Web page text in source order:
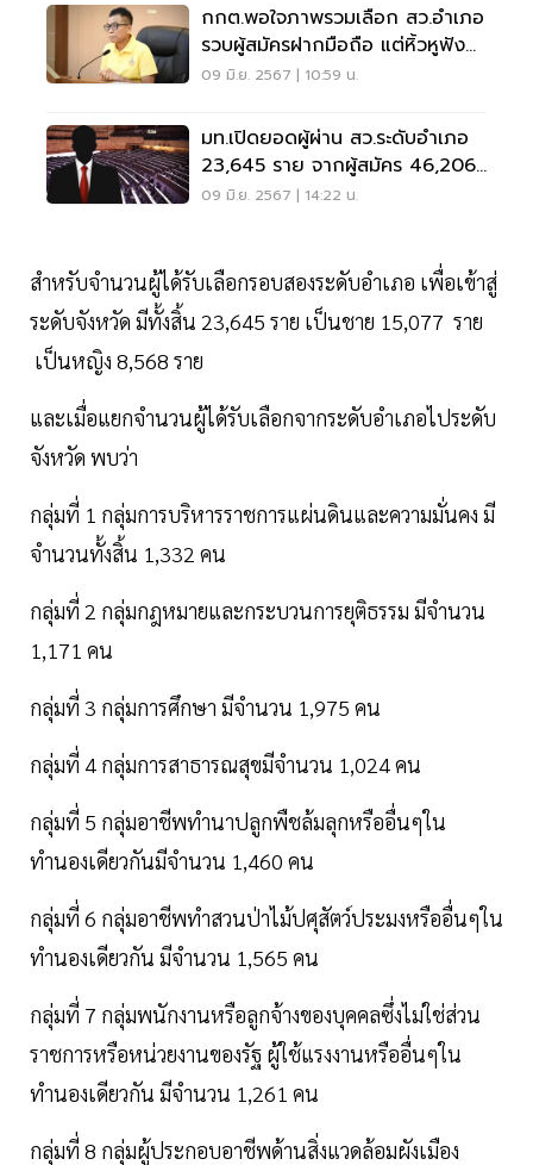
กกต.พอใจภาพรวมเลือก สว.อำเภอ
รวบผู้สมัครฝากมือถือ แต่หิ้วหูฟัง
เข้าพื้นที่
09 มิ.ย. 2567 | 10:59 น.
มท.เปิดยอดผู้ผ่าน สว.ระดับอำเภอ
23,645 ราย จากผู้สมัคร 46,206
ราย
09 มิ.ย. 2567 | 14:22 น.
สำหรับจำนวนผู้ได้รับเลือกรอบสองระดับอำเภอ เพื่อเข้าสู่
ระดับจังหวัด มีทั้งสิ้น 23,645 ราย เป็นชาย 15,077 ราย
เป็นหญิง 8,568 ราย
และเมื่อแยกจำนวนผู้ได้รับเลือกจากระดับอำเภอไประดับ
จังหวัด พบว่า
กลุ่มที่ 1 กลุ่มการบริหารราชการแผ่นดินและความมั่นคง มี
จำนวนทั้งสิ้น 1,332 คน
กลุ่มที่ 2 กลุ่มกฎหมายและกระบวนการยุติธรรม มีจำนวน
1,171 คน
กลุ่มที่ 3 กลุ่มการศึกษา มีจำนวน 1,975 คน
กลุ่มที่ 4 กลุ่มการสาธารณสุขมีจำนวน 1,024 คน
กลุ่มที่ 5 กลุ่มอาชีพทำนาปลูกพืชล้มลุกหรืออื่นๆใน
ทำนองเดียวกันมีจำนวน 1,460 คน
กลุ่มที่ 6 กลุ่มอาชีพทำสวนป่าไม้ปศุสัตว์ประมงหรืออื่นๆใน
ทำนองเดียวกัน มีจำนวน 1,565 คน
กลุ่มที่ 7 กลุ่มพนักงานหรือลูกจ้างของบุคคลซึ่งไม่ใช่ส่วน
ราชการหรือหน่วยงานของรัฐ ผู้ใช้แรงงานหรืออื่นๆใน
ทำนองเดียวกัน มีจำนวน 1,261 คน
กลุ่มที่ 8 กลุ่มผู้ประกอบอาชีพด้านสิ่งแวดล้อมผังเมือง